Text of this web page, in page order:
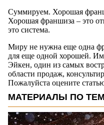
Суммируем. Хорошая
Хорошая франшиза – это
это система.
Миру не нужна еще одна
для еще одной хорошей.
Эйкен, один из самых
области продаж,
Пожалуйста оцените
МАТЕРИАЛЫ ПО